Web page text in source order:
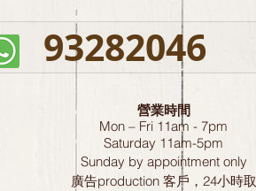
93282046
營業時間
Mon – Fri 11am - 7pm
Saturday 11am-5pm
Sunday by appointment only
廣告production 客戶，24小時取